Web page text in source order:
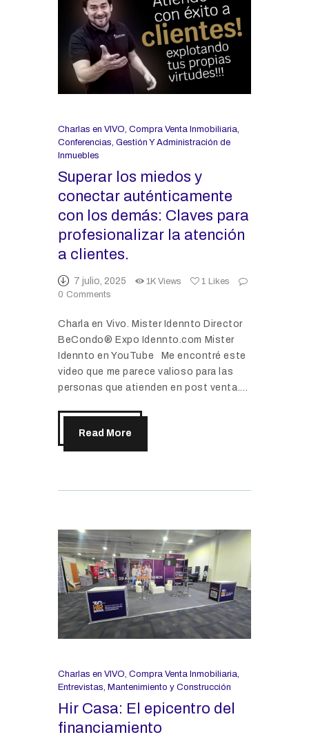
Charlas en VIVO Compra Venta Inmobiliaria
Conferencias Gestión Y Administración de
Inmuebles
Superar los miedos y
conectar auténticamente
con los demás: Claves para
profesionalizar la atención
a clientes.
7 julio, 2025 1K Views 1 Likes
0 Comments
Charla en Vivo. Mister Idennto Director
BeCondo® Expo Idennto.com Mister
Idennto en YouTube Me encontré este
video que me parece valioso para las
personas que atienden en post venta.…
Read More
Charlas en VIVO Compra Venta Inmobiliaria
Entrevistas Mantenimiento y Construcción
Hir Casa: El epicentro del
financiamiento